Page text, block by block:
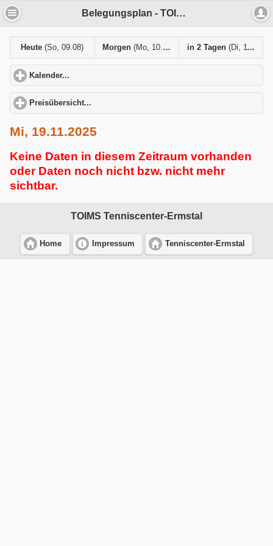
Belegungsplan - TOIMS Tenniscenter-Ermstal
Heute(So, 09.08) Morgen(Mo, 10.08) in 2 Tagen (Di, 11.08)
Kalender...
Preisübersicht...
Mi, 19.11.2025
Keine Daten in diesem Zeitraum vorhanden
oder Daten noch nicht bzw. nicht mehr
sichtbar.
TOIMS Tenniscenter-Ermstal
Home Impressum Tenniscenter-Ermstal